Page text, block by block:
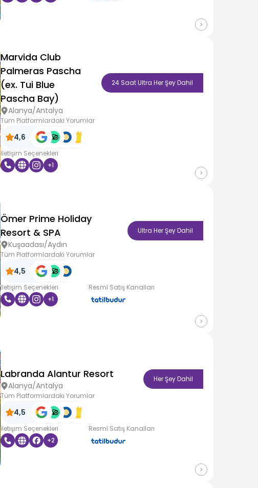
Marvida Club
Palmeras Pascha
(ex. Tui Blue
Pascha Bay)
Alanya/Antalya
24 Saat Ultra Her Şey Dahil
Tüm Platformlardaki Yorumlar
4,6
İletişim Seçenekleri
+1
Ömer Prime Holiday
Resort & SPA
Kuşaadası/Aydın
Ultra Her Şey Dahil
Tüm Platformlardaki Yorumlar
4,5
İletişim Seçenekleri
+1
Resmî Satış Kanalları
Labranda Alantur Resort
Alanya/Antalya
Her Şey Dahil
Tüm Platformlardaki Yorumlar
4,5
İletişim Seçenekleri
+2
Resmî Satış Kanalları